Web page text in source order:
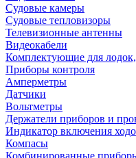
Судовые камеры
Cудовые тепловизоры
Телевизионные антенны
Видеокабели
Комплектующие для лодок,
Приборы контроля
Амперметры
Датчики
Вольтметры
Держатели приборов и
Индикатор включения
Компасы
Комбинированные